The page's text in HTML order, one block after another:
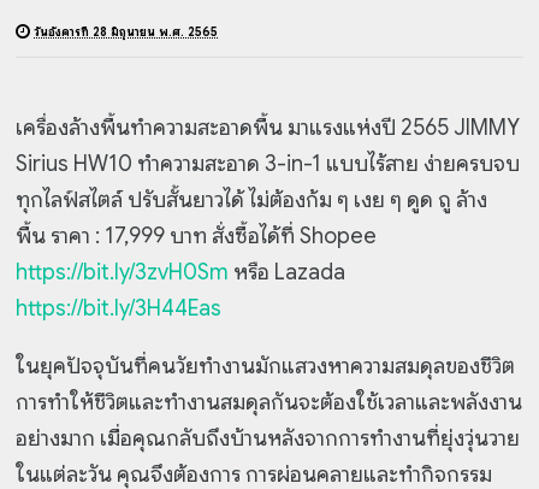
วันอังคารที่ 28 มิถุนายน พ.ศ. 2565
เครื่องล้างพื้นทำความสะอาดพื้น มาแรงแห่งปี 2565 JIMMY
Sirius HW10 ทำความสะอาด 3-in-1 แบบไร้สาย ง่ายครบจบ
ทุกไลฟ์สไตล์ปรับสั้นยาวได้ ไม่ต้องก้ม ๆ เงย ๆ ดูด ถู ล้าง
พื้น ราคา : 17,999 บาท สั่งซื้อได้ที่ Shopee
https://bit.ly/3zvH0Sm หรือ Lazada
https://bit.ly/3H44Eas
ในยุคปัจจุบันที่คนวัยทำงานมักแสวงหาความสมดุลของชีวิต
การทำให้ชีวิตและทำงานสมดุลกันจะต้องใช้เวลาและพลังงาน
อย่างมาก เมื่อคุณกลับถึงบ้านหลังจากการทำงานที่ยุ่งวุ่นวาย
ในแต่ละวัน คุณจึงต้องการ การผ่อนคลายและทำกิจกรรม